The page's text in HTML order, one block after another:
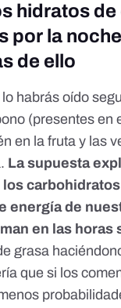
hidratos
por la
de ello
habrás oído
(presentes en
en la fruta y las
La supuesta
los
energía de
en las horas
grasa
que si los